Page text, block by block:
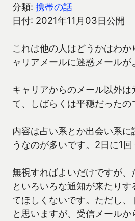
分類: 携帯の話
日付: 2021年11月03日公開
これは他の人はどうかはわ
ャリアメールに迷惑メールが
キャリアからのメール以外
て、しばらくは平穏だったの
内容は占い系とか出会い系に
うなのが多いです。2日に1回
無視すればよいだけですが
といろいろな通知が来たり
てほしくないです。ただし
と思いますが、受信メール